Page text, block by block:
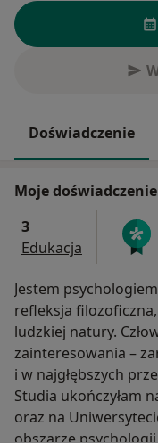
Doświadczenie
Moje doświadczenie
3
Edukacja
Jestem
refleksja
ludzkiej natury.
zainteresowania –
i w najgłębszych
Studia ukończyłam
oraz na
obszarze